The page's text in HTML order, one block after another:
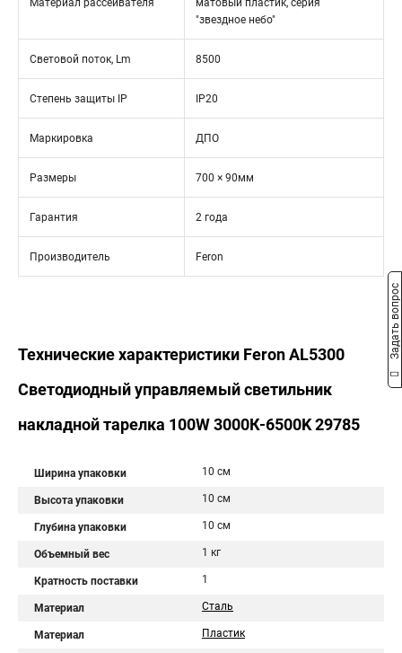
Материал рассеивателя
матовый пластик, серия
"звездное небо"
Световой поток, Lm 8500
Степень защиты IP IP20
Маркировка ДПО
Размеры 700 × 90мм
Гарантия 2 года
Производитель Feron
Технические характеристики Feron AL5300
Светодиодный управляемый светильник
накладной тарелка 100W 3000К-6500K 29785
Ширина упаковки 10 см
Высота упаковки 10 см
Глубина упаковки 10 см
Объемный вес 1 кг
Кратность поставки 1
Материал Сталь
Материал Пластик
Задать вопрос